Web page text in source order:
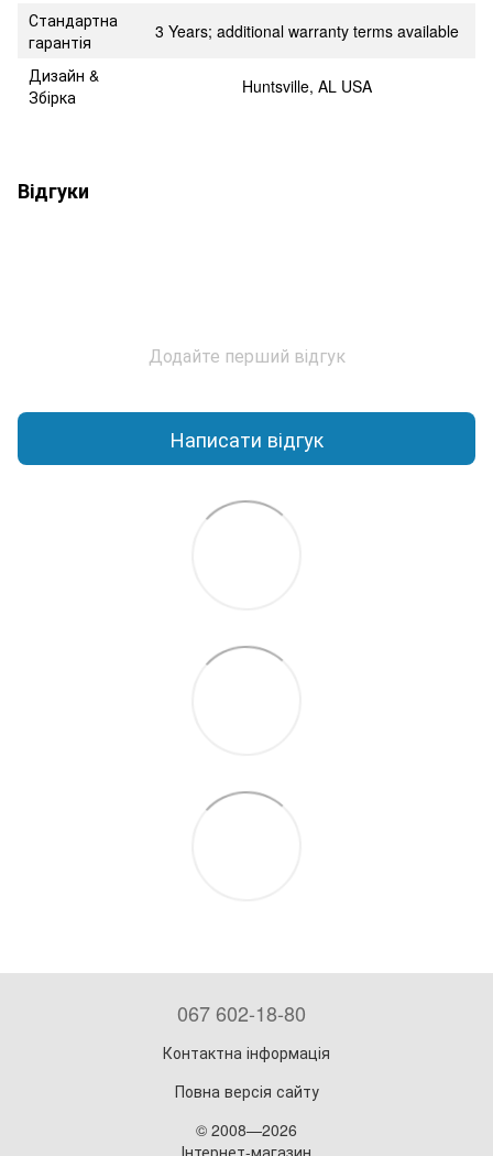
Стандартна
гарантія
3 Years; additional warranty terms available
Дизайн &
Збірка
Huntsville, AL USA
Відгуки
Додайте перший відгук
Написати відгук
067 602-18-80
Контактна інформація
Повна версія сайту
© 2008—2026
Інтернет-магазин